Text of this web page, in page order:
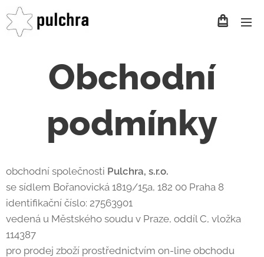
Obchodní
podmínky
obchodní společnosti Pulchra, s.r.o.
se sídlem Bořanovická 1819/15a, 182 00 Praha 8
identifikační číslo: 27563901
vedená u Městského soudu v Praze, oddíl C, vložka
114387
pro prodej zboží prostřednictvím on-line obchodu